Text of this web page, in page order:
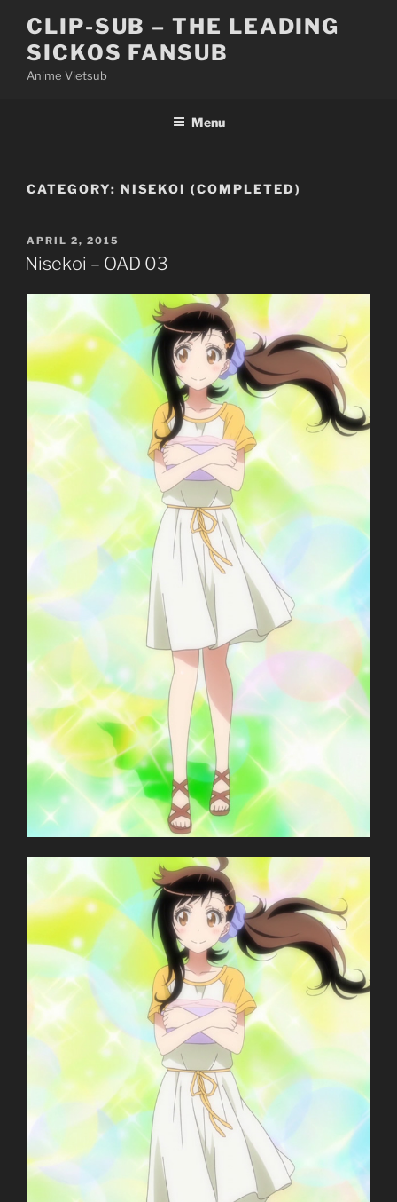
content
CLIP-SUB – THE LEADING
SICKOS FANSUB
Anime Vietsub
Menu
CATEGORY: NISEKOI (COMPLETED)
POSTED
ON
APRIL 2, 2015
Nisekoi – OAD 03